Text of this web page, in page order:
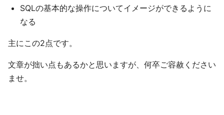
SQLの基本的な操作についてイメージができるように
なる
主にこの2点です。
文章が拙い点もあるかと思いますが、何卒ご容赦ください
ませ。